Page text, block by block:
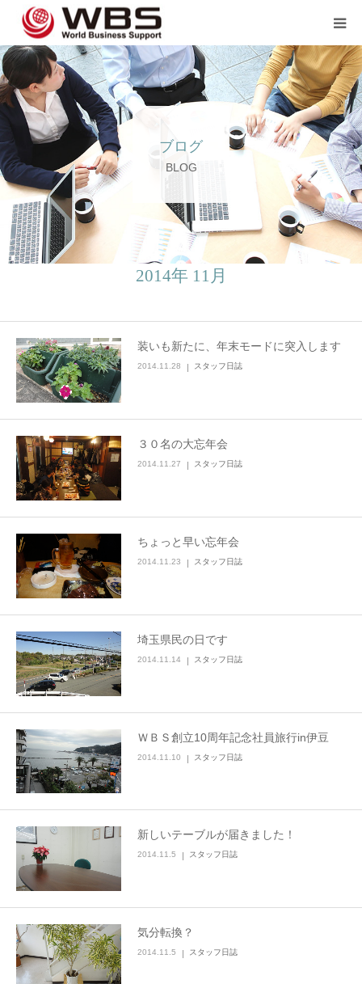
ブログ
BLOG
2014年 11月
装いも新たに、年末モードに突入します
2014.11.28 スタッフ日誌
３０名の大忘年会
2014.11.27 スタッフ日誌
ちょっと早い忘年会
2014.11.23 スタッフ日誌
埼玉県民の日です
2014.11.14 スタッフ日誌
ＷＢＳ創立10周年記念社員旅行in伊豆
2014.11.10 スタッフ日誌
新しいテーブルが届きました！
2014.11.5 スタッフ日誌
気分転換？
2014.11.5 スタッフ日誌
JP TOP
企業のご担当者の方へ
スタッフ登録の方へ💖💖
企業案内
言語